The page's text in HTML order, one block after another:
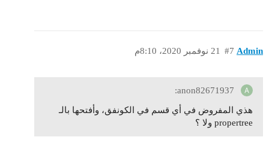
Admin 21 نوفمبر 2020، 8:10م #7
هذي المفروض في أي قسم في الكونفق، وأفتحها بالـ
propertree ولا ؟